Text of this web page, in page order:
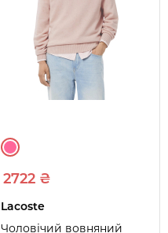
2722 ₴
Lacoste
Чоловічий вовняний